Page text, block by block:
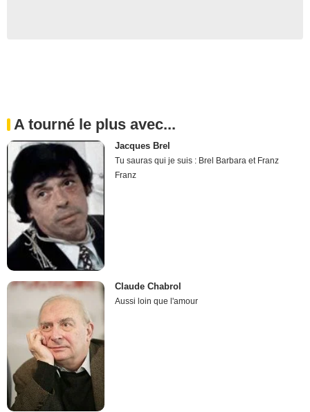
A tourné le plus avec...
Jacques Brel
Tu sauras qui je suis : Brel Barbara et Franz
Franz
Claude Chabrol
Aussi loin que l'amour